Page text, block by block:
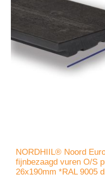
NORDHIIL® Noord
fijnbezaagd vuren O/S
26x190mm *RAL 9005